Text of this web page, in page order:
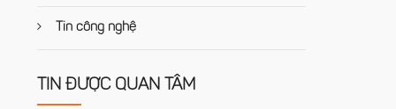
Tin công nghệ
TIN ĐƯỢC QUAN TÂM